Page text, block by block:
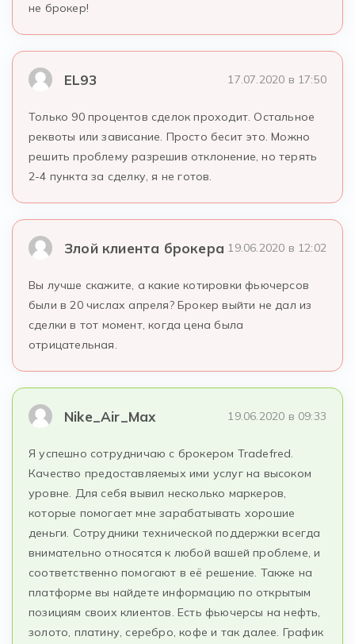
не брокер!
EL93 17.07.2020 в 17:50
Только 90 процентов сделок проходит. Остальное
реквоты или зависание. Просто бесит это. Можно
решить проблему разрешив отклонение, но терять
2-4 пункта за сделку, я не готов.
Злой клиента брокера 19.06.2020 в 12:02
Вы лучше скажите, а какие котировки фьючерсов
были в 20 числах апреля? Брокер выйти не дал из
сделки в тот момент, когда цена была
отрицательная.
Nike_Air_Max 19.06.2020 в 09:33
Я успешно сотрудничаю с брокером Tradefred.
Качество предоставляемых ими услуг на высоком
уровне. Для себя вывил несколько маркеров,
которые помогает мне зарабатывать хорошие
деньги. Сотрудники технической поддержки всегда
внимательно относятся к любой вашей проблеме, и
соответственно помогают в её решение. Также на
платформе вы найдете информацию по открытым
позициям своих клиентов. Есть фьючерсы на нефть,
золото, платину, серебро, кофе и так далее. График